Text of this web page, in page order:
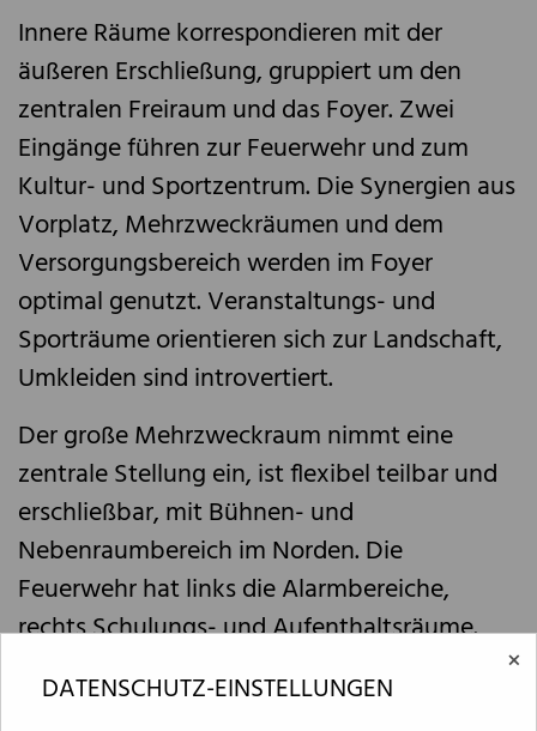
Innere Räume korrespondieren mit der
äußeren Erschließung, gruppiert um den
zentralen Freiraum und das Foyer. Zwei
Eingänge führen zur Feuerwehr und zum
Kultur- und Sportzentrum. Die Synergien aus
Vorplatz, Mehrzweckräumen und dem
Versorgungsbereich werden im Foyer
optimal genutzt. Veranstaltungs- und
Sporträume orientieren sich zur Landschaft,
Umkleiden sind introvertiert.
Der große Mehrzweckraum nimmt eine
zentrale Stellung ein, ist flexibel teilbar und
erschließbar, mit Bühnen- und
Nebenraumbereich im Norden. Die
Feuerwehr hat links die Alarmbereiche,
rechts Schulungs- und Aufenthaltsräume.
Die Erschließungsachse vom Foyer führt über
die Feuerwehr zum Betriebshof.
DATENSCHUTZ-EINSTELLUNGEN
×